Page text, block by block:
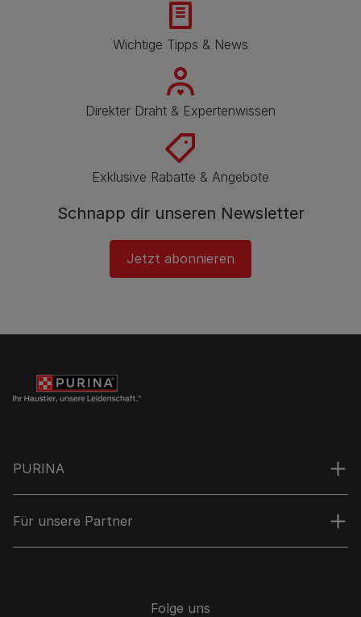
Wichtige Tipps & News
Direkter Draht & Expertenwissen
Exklusive Rabatte & Angebote
Schnapp dir unseren Newsletter
Jetzt abonnieren
PURINA
Für unsere Partner
Folge uns